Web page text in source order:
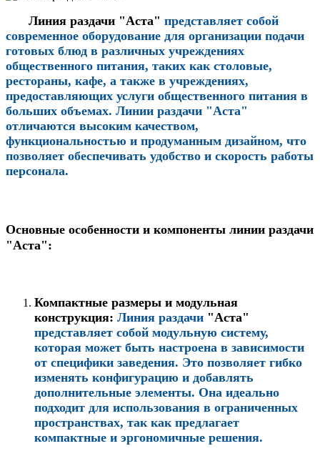
Линия раздачи "Аста" представляет собой
современное оборудование для организации подачи
готовых блюд в различных учреждениях
общественного питания, таких как столовые,
рестораны, кафе, а также в учреждениях,
предоставляющих услуги общественного питания в
больших объемах. Линии раздачи "Аста"
отличаются высоким качеством,
функциональностью и продуманным дизайном, что
позволяет обеспечивать удобство и скорость работы
персонала.
Основные особенности и компоненты линии раздачи
"Аста":
Компактные размеры и модульная
конструкция: Линия раздачи "Аста"
представляет собой модульную систему,
которая может быть настроена в зависимости
от специфики заведения. Это позволяет гибко
изменять конфигурацию и добавлять
дополнительные элементы. Она идеально
подходит для использования в ограниченных
пространствах, так как предлагает
компактные и эргономичные решения.